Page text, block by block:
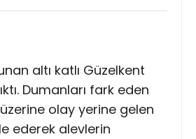
altı katlı Güzelkent
Dumanları fark eden
olay yerine gelen
ederek alevlerin